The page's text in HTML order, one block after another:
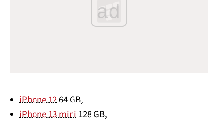
ad
iPhone 1264 GB,
iPhone 13 mini128 GB,